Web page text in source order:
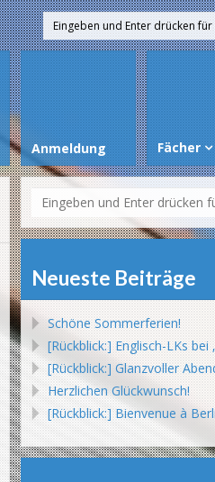
Anmeldung Fächer
Neueste Beiträge
Schöne Sommerferien!
[Rückblick:] Englisch-LKs
[Rückblick:] Glanzvoller
Herzlichen Glückwunsch!
[Rückblick:] Bienvenue à